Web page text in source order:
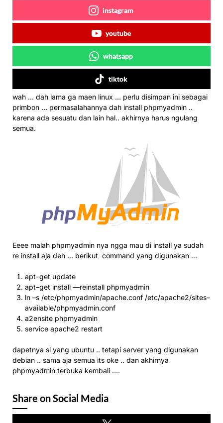
instagram
youtube
whatsapp
tiktok
wah … dah lama ga maen linux … perlu disimpan ini sebagai
primbon … permasalahannya dah install phpmyadmin ..
karena ada sesuatu dan lain hal.. akhirnya harus ngulang
semua.
Eeee malah phpmyadmin nya ngga mau di install ya sudah
re install aja deh … berikut command yang digunakan …
apt–get update
apt–get install —reinstall phpmyadmin
ln –s /etc/phpmyadmin/apache.conf /etc/apache2/sites–
available/phpmyadmin.conf
a2ensite phpmyadmin
service apache2 restart
dapetnya si yang ubuntu .. tetapi server yang digunakan
debian .. sama aja semua its oke .. dan akhirnya
phpmyadmin terbuka kembali ….
Share on Social Media